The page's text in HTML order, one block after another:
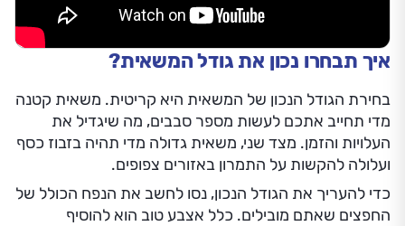
איך תבחרו נכון את גודל המשאית?
בחירת הגודל הנכון של המשאית היא קריטית. משאית קטנה
מדי תחייב אתכם לעשות מספר סבבים, מה שיגדיל את
העלויות והזמן. מצד שני, משאית גדולה מדי תהיה בזבוז כסף
ועלולה להקשות על התמרון באזורים צפופים.
כדי להעריך את הגודל הנכון, נסו לחשב את הנפח הכולל של
החפצים שאתם מובילים. כלל אצבע טוב הוא להוסיף